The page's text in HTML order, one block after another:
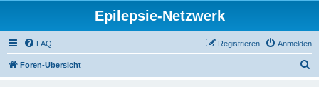
Epilepsie-Netzwerk
FAQ Anmelden
Registrieren
Foren-Übersicht